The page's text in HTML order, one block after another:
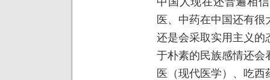
医、中药在中国还有
还是会采取实用主义的
于朴素的民族感情还会
医（现代医学）、吃